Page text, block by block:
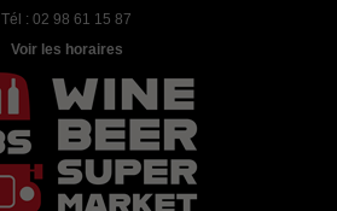
Tél : 02 98 61 15 87
Voir les horaires